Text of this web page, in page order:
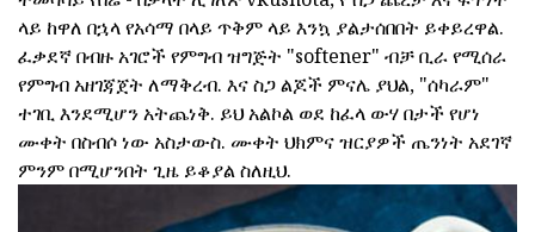
ላይ ከዋለ በኋላ የአሳማ በላይ ጥቅም ላይ እንኳ ያልታሰበበት ይቀይረዋል.
ፈቃደኛ በብዙ አገሮች የምግብ ዝግጅት "softener" ብቻ ቢራ የሚሰራ
የምግብ አዘገጃጀት ለማቅረብ. እና ስጋ ልጆች ምናሌ ያህል, "ሰካራም"
ተገቢ እንደሚሆን አትጨነቅ. ይህ አልኮል ወደ ከፈላ ውሃ በታች የሆነ
ሙቀት በስብሶ ነው አስታውስ. ሙቀት ህክምና ዝርያዎች ጤንነት አደገኛ
ምንም በሚሆንበት ጊዜ ይቆያል ስለዚህ.